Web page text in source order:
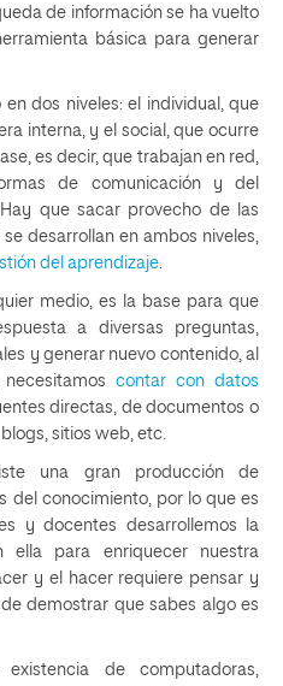
de información se ha vuelto
básica para generar
dos niveles: el individual, que
interna, y el social, que ocurre
es decir, que trabajan en red,
de comunicación y del
que sacar provecho de las
desarrollan en ambos niveles,
del aprendizaje
medio, es la base para que
a diversas preguntas,
y generar nuevo contenido, al
contar con datos
directas, de documentos o
sitios web, etc.
una gran producción de
del conocimiento, por lo que es
y docentes desarrollemos la
ella para enriquecer nuestra
y el hacer requiere pensar y
demostrar que sabes algo es
de computadoras,